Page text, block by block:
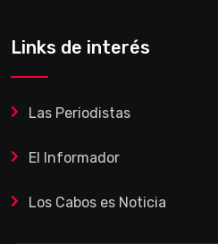
Links de interés
Las Periodistas
El Informador
Los Cabos es Noticia